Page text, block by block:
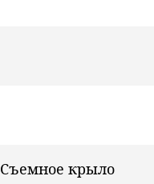
Съемное крыло